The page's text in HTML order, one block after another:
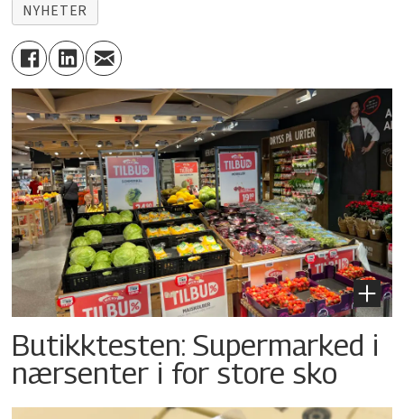
NYHETER
Butikktesten: Supermarked i
nærsenter i for store sko